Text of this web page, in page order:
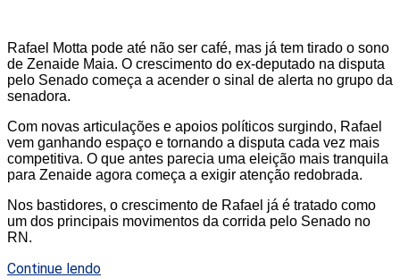
Rafael Motta pode até não ser café, mas já tem tirado o sono
de Zenaide Maia. O crescimento do ex-deputado na disputa
pelo Senado começa a acender o sinal de alerta no grupo da
senadora.
Com novas articulações e apoios políticos surgindo, Rafael
vem ganhando espaço e tornando a disputa cada vez mais
competitiva. O que antes parecia uma eleição mais tranquila
para Zenaide agora começa a exigir atenção redobrada.
Nos bastidores, o crescimento de Rafael já é tratado como
um dos principais movimentos da corrida pelo Senado no
RN.
Continue lendo